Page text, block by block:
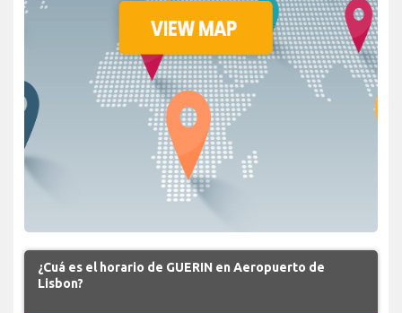
¿Cuá es el horario de GUERIN en Aeropuerto de
Lisbon?